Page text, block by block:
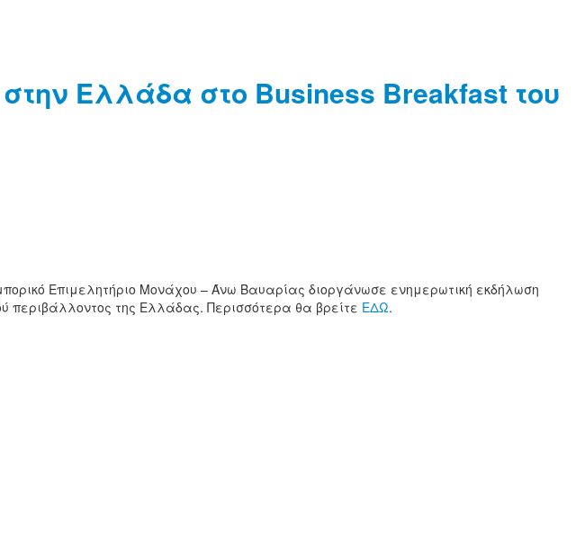
Ελλάδα στο Business Breakfast του
Επιμελητήριο Μονάχου – Άνω Βαυαρίας διοργάνωσε ενημερωτική εκδήλωση
περιβάλλοντος της Ελλάδας. Περισσότερα θα βρείτε ΕΔΩ.